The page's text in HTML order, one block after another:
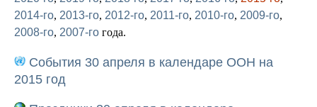
2014-го, 2013-го, 2012-го, 2011-го, 2010-го, 2009-го,
2008-го, 2007-го года.
События 30 апреля в календаре ООН на
2015 год